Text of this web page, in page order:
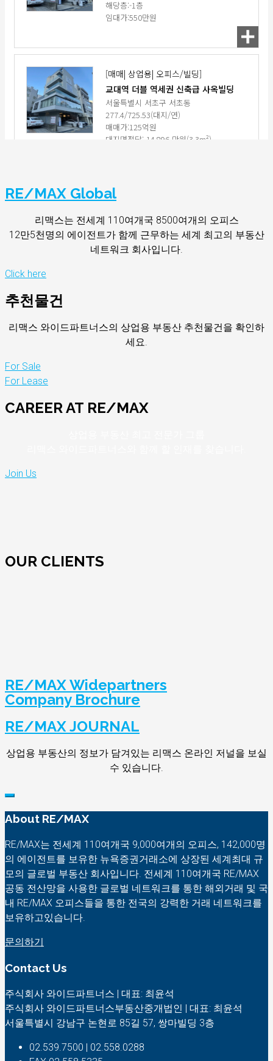
RE/MAX Global
리맥스는 전세계 110여개국 8500여개의 오피스
12만5천명의 에이전트가 함께 근무하는 세계 최고의 부동산
네트워크 회사입니다.
Click here
추천물건
리맥스 와이드파트너스의 상업용 부동산 추천물건을 확인하
세요.
For Sale
For Lease
CAREER AT RE/MAX
Join Us
OUR CLIENTS
RE/MAX Widepartners
Company Brochure
RE/MAX JOURNAL
상업용 부동산의 정보가 담겨있는 리맥스 온라인 저널을 보실
수 있습니다.
About RE/MAX
RE/MAX는 전세계 110여개국 9,000여개의 오피스, 142,000명
의 에이전트를 보유한 뉴욕증권거래소에 상장된 세계최대 규
모의 글로벌 부동산 회사입니다. 전세계 110여개국 RE/MAX
공동 전산망을 사용한 글로벌 네트워크를 통한 해외거래 및 국
내 RE/MAX 오피스들을 통한 전국의 강력한 거래 네트워크를
보유하고있습니다.
문의하기
Contact Us
주식회사 와이드파트너스 | 대표: 최윤석
주식회사 와이드파트너스부동산중개법인 | 대표: 최윤석
서울특별시 강남구 논현로 85길 57, 쌍마빌딩 3층
02.539.7500 | 02.558.0288